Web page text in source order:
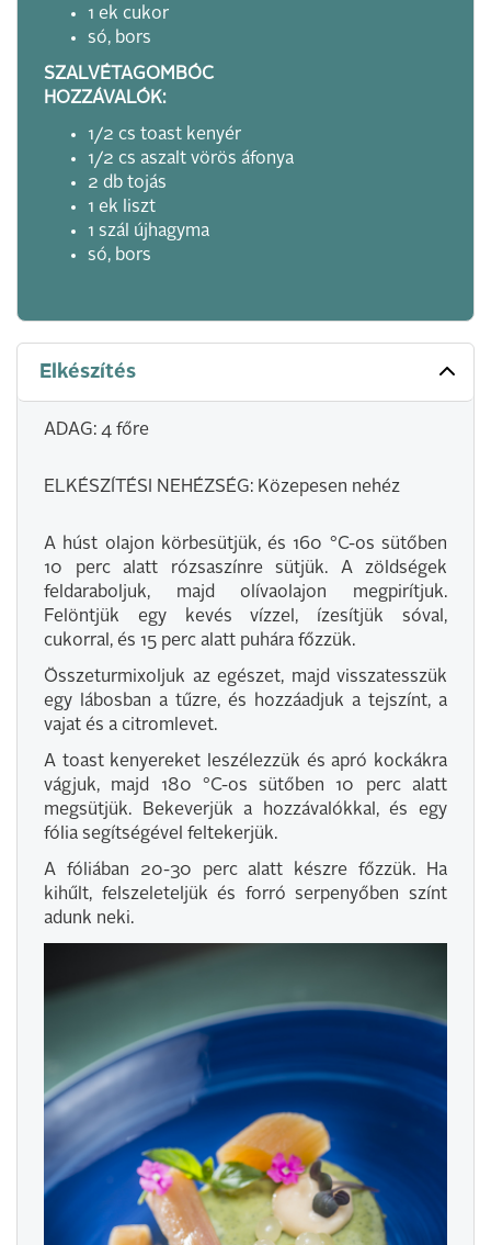
1 ek cukor
só, bors
SZALVÉTAGOMBÓC
HOZZÁVALÓK:
1/2 cs toast kenyér
1/2 cs aszalt vörös áfonya
2 db tojás
1 ek liszt
1 szál újhagyma
só, bors
Elkészítés
ADAG: 4 főre
ELKÉSZÍTÉSI NEHÉZSÉG: Közepesen nehéz
A húst olajon körbesütjük, és 160 °C-os sütőben
10 perc alatt rózsaszínre sütjük. A zöldségek
feldaraboljuk, majd olívaolajon megpirítjuk.
Felöntjük egy kevés vízzel, ízesítjük sóval,
cukorral, és 15 perc alatt puhára főzzük.
Összeturmixoljuk az egészet, majd visszatesszük
egy lábosban a tűzre, és hozzáadjuk a tejszínt, a
vajat és a citromlevet.
A toast kenyereket leszélezzük és apró kockákra
vágjuk, majd 180 °C-os sütőben 10 perc alatt
megsütjük. Bekeverjük a hozzávalókkal, és egy
fólia segítségével feltekerjük.
A fóliában 20-30 perc alatt készre főzzük. Ha
kihűlt, felszeleteljük és forró serpenyőben színt
adunk neki.